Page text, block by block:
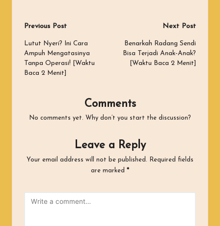
Post
navigation
Previous Post
Lutut Nyeri? Ini Cara
Ampuh Mengatasinya
Tanpa Operasi! [Waktu
Baca 2 Menit]
Next Post
Benarkah Radang Sendi
Bisa Terjadi Anak-Anak?
[Waktu Baca 2 Menit]
Comments
No comments yet. Why don’t you start the discussion?
Leave a Reply
Your email address will not be published.
Required fields
are marked *